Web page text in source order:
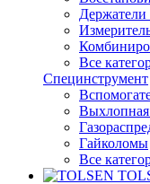
Держатели
Все
Специнструмент
Выхлопная
Гайколомы
Все